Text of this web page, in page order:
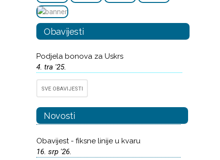
Obavijesti
Podjela bonova za Uskrs
4. tra '25.
SVE OBAVIJESTI
Novosti
Obavijest - fiksne linije u kvaru
16. srp '26.